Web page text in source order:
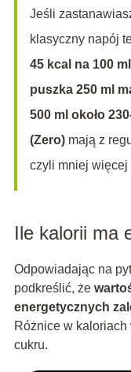
Jeśli
klasyczny napój
45 kcal na 100 ml
puszka 250 ml
500 ml około
(Zero)mają z
czyli mniej więcej
Ile kalorii ma
Odpowiadając na
podkreślić, że
energetycznych
Różnice w
cukru.